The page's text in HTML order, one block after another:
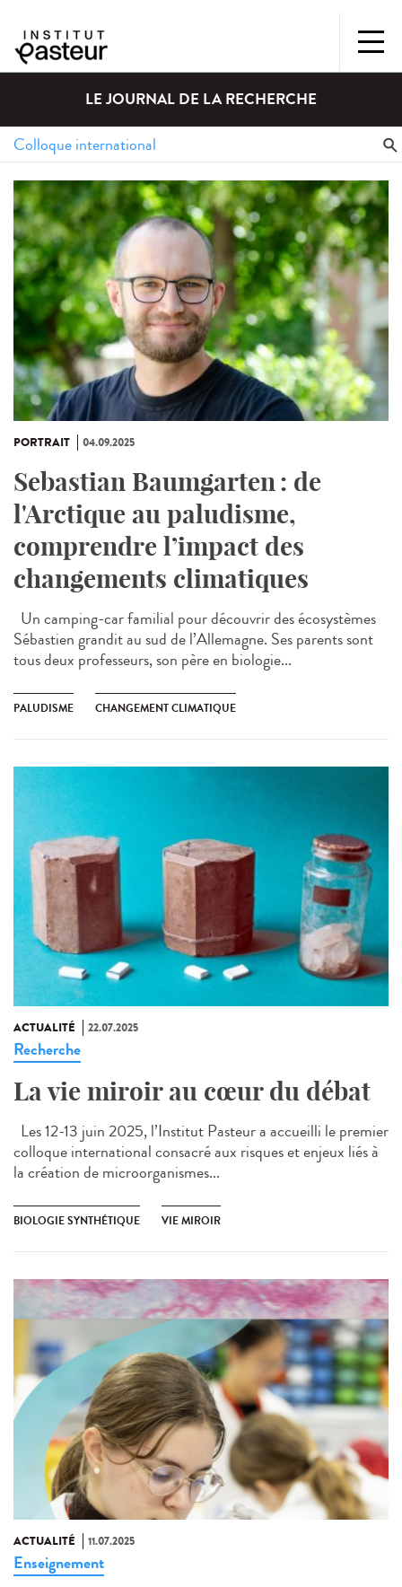
LE JOURNAL DE LA RECHERCHE
PORTRAIT 04.09.2025
Sebastian Baumgarten : de
l'Arctique au paludisme,
comprendre l’impact des
changements climatiques
Un camping-car familial pour découvrir des écosystèmes
Sébastien grandit au sud de l’Allemagne. Ses parents sont
tous deux professeurs, son père en biologie...
PALUDISME CHANGEMENT CLIMATIQUE
ACTUALITÉ 22.07.2025
Recherche
La vie miroir au cœur du débat
Les 12-13 juin 2025, l’Institut Pasteur a accueilli le premier
colloque international consacré aux risques et enjeux liés à
la création de microorganismes...
BIOLOGIE SYNTHÉTIQUE VIE MIROIR
ACTUALITÉ 11.07.2025
Enseignement